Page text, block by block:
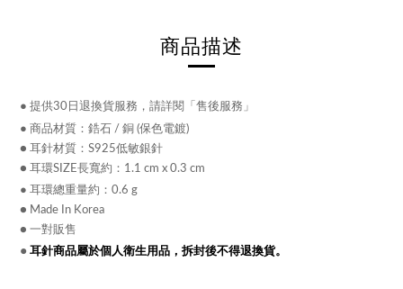
商品描述
● 提供30日退換貨服務，請詳閱「售後服務」
● 商品材質： 鋯石 / 銅 (保色電鍍)
● 耳針材質：S925低敏銀針
● 耳環SIZE長寬約：1.1 cm x 0.3 cm
● 耳環總重量約：0.6 g
● Made In Korea
● 一對販售
● 耳針商品屬於個人衛生用品，拆封後不得退換貨。